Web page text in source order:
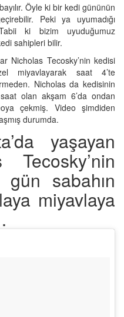
Öyle ki bir kedi gününün
Peki ya uyumadığı
ki bizim uyuduğumuz
sahipleri bilir.
Nicholas Tecosky’nin kedisi
saat 4’te
Nicholas da kedisinin
olan akşam 6’da ondan
çekmiş. Video şimdiden
durumda.
yaşayan
sabahın
miyavlaya